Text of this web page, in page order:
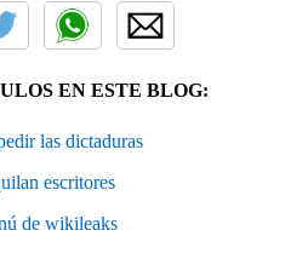
EN ESTE BLOG:
las dictaduras
escritores
de wikileaks